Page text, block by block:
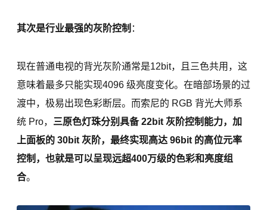
其次是行业最强的灰阶控制 ：
现在普通电视的背光灰阶通常是12bit，且三色共用，这
意味着最多只能实现4096 级亮度变化。在暗部场景的过
渡中，极易出现色彩断层。而索尼的 RGB 背光大师系
统 Pro， 三原色灯珠分别具备 22bit 灰阶控制能力，加
上面板的 30bit 灰阶，最终实现高达 96bit 的高位元率
控制，也就是可以呈现远超400万级的色彩和亮度组
合。